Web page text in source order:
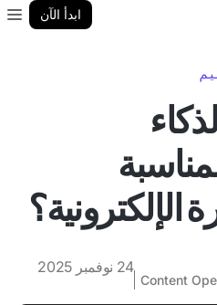
ابدأ الآن
الإلكترونية؟
Content
24 نوفمبر 2025